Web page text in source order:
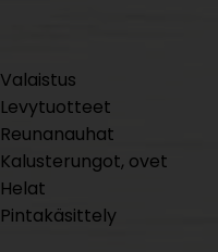
Valaistus
Levytuotteet
Reunanauhat
Kalusterungot, ovet
Helat
Pintakäsittely